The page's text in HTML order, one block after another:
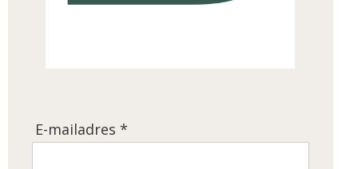
E-mailadres *